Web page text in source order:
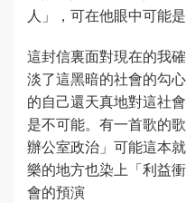
人」，可在他眼中可能是
這封信裏面對現在的我
淡了這黑暗的社會的勾
的自己還天真地對這社
是不可能。有一首歌的
辦公室政治」可能這本
樂的地方也染上「利益
會的預演